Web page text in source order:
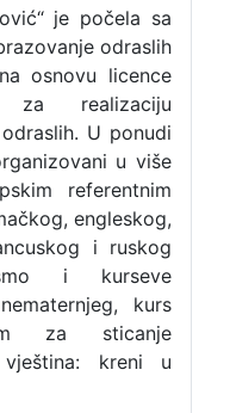
je počela sa
odraslih
osnovu licence
za realizaciju
U ponudi
u više
referentnim
engleskog,
i ruskog
i kurseve
kurs
za sticanje
kreni u